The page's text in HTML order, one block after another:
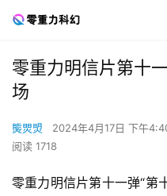
零重力明信片第十
场
熋焸焽 2024年4月17日 下午
阅读 1718
零重力明信片第十一弹“第